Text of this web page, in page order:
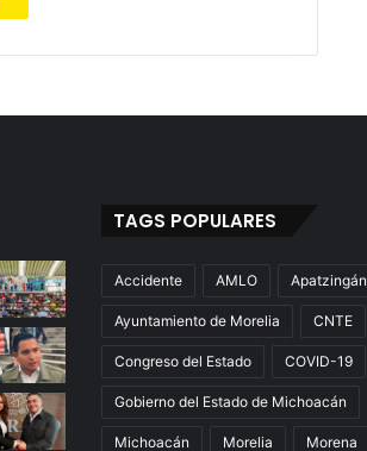
TAGS POPULARES
Accidente AMLO Apatzingán
Ayuntamiento de Morelia CNTE
Congreso del Estado COVID-19
Gobierno del Estado de Michoacán
Michoacán Morelia Morena